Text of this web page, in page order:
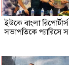
ইউকে বাংলা
সভাপতিকে প্যারিসে